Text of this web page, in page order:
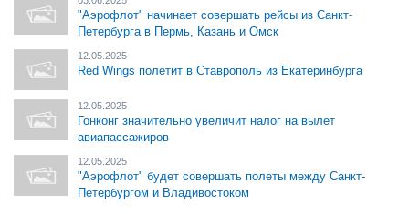
"Аэрофлот" начинает совершать рейсы из Санкт-
Петербурга в Пермь, Казань и Омск
12.05.2025
Red Wings полетит в Ставрополь из Екатеринбурга
12.05.2025
Гонконг значительно увеличит налог на вылет
авиапассажиров
12.05.2025
"Аэрофлот" будет совершать полеты между Санкт-
Петербургом и Владивостоком